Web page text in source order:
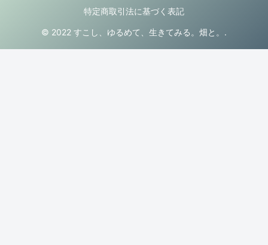
特定商取引法に基づく表記
© 2022 すこし、ゆるめて、生きてみる。畑と。.